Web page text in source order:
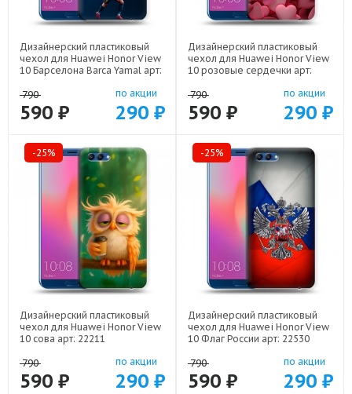
Дизайнерский пластиковый
чехол для Huawei Honor View
10 Барселона Barca Yamal арт:
790
590 ₽
по акции
290 ₽
Дизайнерский пластиковый
чехол для Huawei Honor View
10 розовые сердечки арт:
790
590 ₽
по акции
290 ₽
-25%
Дизайнерский пластиковый
чехол для Huawei Honor View
10 сова арт: 22211
790
590 ₽
по акции
290 ₽
-25%
Дизайнерский пластиковый
чехол для Huawei Honor View
10 Флаг России арт: 22530
790
590 ₽
по акции
290 ₽